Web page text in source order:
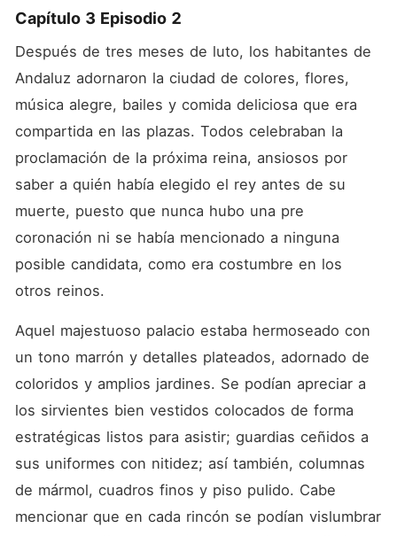
Capítulo 3 Episodio 2
Después de tres meses de luto, los habitantes de
Andaluz adornaron la ciudad de colores, flores,
música alegre, bailes y comida deliciosa que era
compartida en las plazas. Todos celebraban la
proclamación de la próxima reina, ansiosos por
saber a quién había elegido el rey antes de su
muerte, puesto que nunca hubo una pre
coronación ni se había mencionado a ninguna
posible candidata, como era costumbre en los
otros reinos.
Aquel majestuoso palacio estaba hermoseado con
un tono marrón y detalles plateados, adornado de
coloridos y amplios jardines. Se podían apreciar a
los sirvientes bien vestidos colocados de forma
estratégicas listos para asistir; guardias ceñidos a
sus uniformes con nitidez; así también, columnas
de mármol, cuadros finos y piso pulido. Cabe
mencionar que en cada rincón se podían vislumbrar